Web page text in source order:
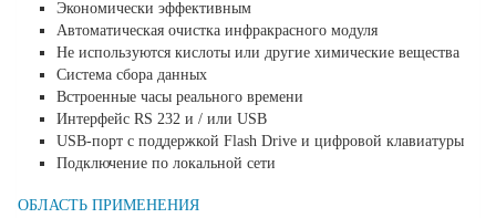
Экономически эффективным
Автоматическая очистка инфракрасного модуля
Не используются кислоты или другие химические вещества
Система сбора данных
Встроенные часы реального времени
Интерфейс RS 232 и / или USB
USB-порт с поддержкой Flash Drive и цифровой клавиатуры
Подключение по локальной сети
ОБЛАСТЬ ПРИМЕНЕНИЯ